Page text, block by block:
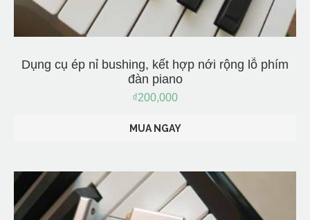
Dụng cụ ép nỉ bushing, kết hợp nới rộng lỗ phím
đàn piano
₫200,000
MUA NGAY